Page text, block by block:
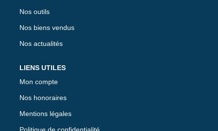
Nos outils
Nos biens vendus
Nos actualités
LIENS UTILES
Mon compte
Nos honoraires
Mentions légales